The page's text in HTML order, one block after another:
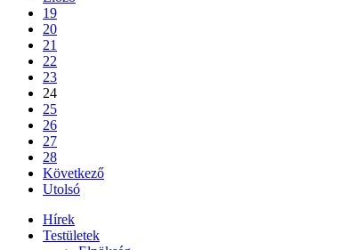
19
20
21
22
23
24
25
26
27
28
Következő
Utolsó
Hírek
Testületek